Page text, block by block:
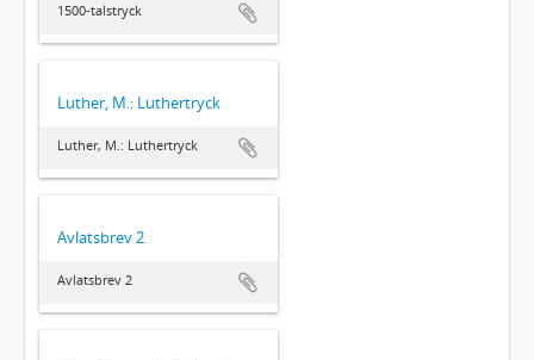
1500-talstryck
Luther, M.: Luthertryck
Luther, M.: Luthertryck
Avlatsbrev 2
Avlatsbrev 2